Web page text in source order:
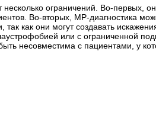
ограничений. Во-первых,
Во-вторых, МР-диагностика
как они могут создавать
или с ограниченной
несовместима с пациентами, у